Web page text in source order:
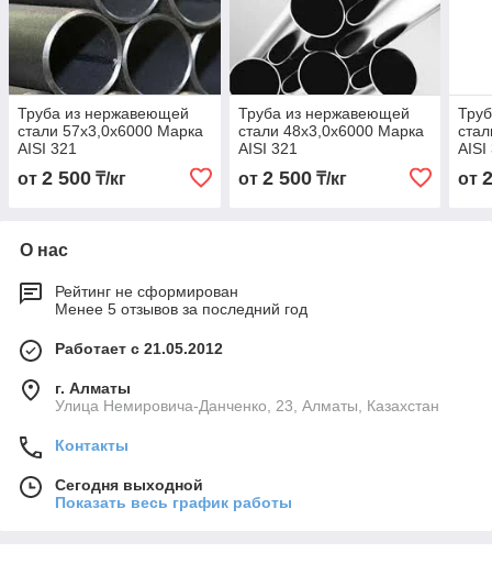
Труба из нержавеющей
стали 57х3,0х6000 Марка
AISI 321
от 2 500 ₸/кг
Труба из нержавеющей
стали 48х3,0х6000 Марка
AISI 321
от 2 500₸/кг
AISI
от
О нас
Рейтинг не сформирован
Менее 5 отзывов за последний год
Работает с 21.05.2012
г. Алматы
Улица Немировича-Данченко, 23, Алматы, Казахстан
Контакты
Сегодня выходной
Показать весь график работы